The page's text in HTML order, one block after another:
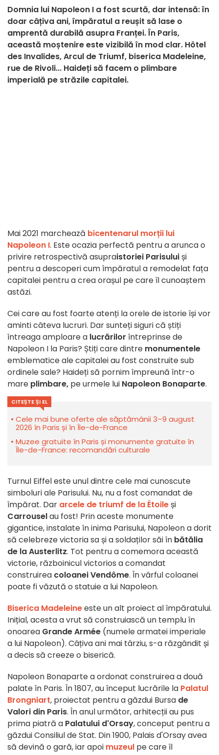
Domnia lui Napoleon I a fost scurtă, dar intensă: în
doar câțiva ani, împăratul a reușit să lase o
amprentă durabilă asupra Franței. În Paris,
această moștenire este vizibilă în mod clar. Hôtel
des Invalides, Arcul de Triumf, biserica Madeleine,
rue de Rivoli... Haideți să facem o plimbare
imperială pe străzile capitalei.
Mai 2021 marchează bicentenarul morții lui
Napoleon I. Este ocazia perfectă pentru a arunca o
privire retrospectivă asupraistoriei Parisului și
pentru a descoperi cum împăratul a remodelat fața
capitalei pentru a crea orașul pe care îl cunoaștem
astăzi.
Cei care au fost foarte atenți la orele de istorie își vor
aminti câteva lucruri. Dar sunteți siguri că știți
întreaga amploare a lucrărilor întreprinse de
Napoleon I la Paris? Știți care dintre monumentele
emblematice ale capitalei au fost construite sub
ordinele sale? Haideți să pornim împreună într-o
mare plimbare, pe urmele lui Napoleon Bonaparte.
CITEȘTE ȘI EL
Cele mai bune oferte ale săptămânii 3–9 august
2026 în Paris și în Île-de-France
Muzee gratuite în Paris și monumente gratuite în
Île-de-France: recomandări culturale
Turnul Eiffel este unul dintre cele mai cunoscute
simboluri ale Parisului. Nu, nu a fost comandat de
împărat. Dar arcele de triumf de la Étoile și
Carrouselau fost! Prin aceste monumente
gigantice, instalate în inima Parisului, Napoleon a dorit
să celebreze victoria sa și a soldaților săi în bătălia
de la Austerlitz. Tot pentru a comemora această
victorie, războinicul victorios a comandat
construirea coloanei Vendôme. În vârful coloanei
poate fi văzută o statuie a lui Napoleon.
Biserica Madeleineeste un alt proiect al împăratului.
Inițial, acesta a vrut să construiască un templu în
onoarea Grande Armée (numele armatei imperiale
a lui Napoleon). Câțiva ani mai târziu, s-a răzgândit și
a decis să creeze o biserică.
Napoleon Bonaparte a ordonat construirea a două
palate în Paris. În 1807, au început lucrările la Palatul
Brongniart, proiectat pentru a găzdui Bursa de
Valori din Paris. În anul următor, arhitecții au pus
prima piatră a Palatului d'Orsay, conceput pentru a
găzdui Consiliul de Stat. Din 1900, Palais d'Orsay avea
să devină o gară, iar apoi muzeul pe care îl